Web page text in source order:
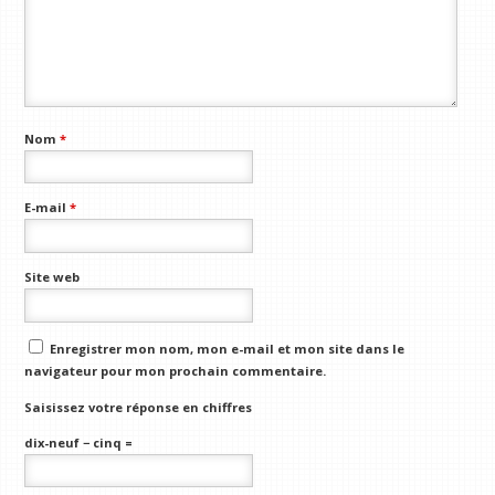
Nom*
E-mail*
Site web
Enregistrer mon nom, mon e-mail et mon site dans le
navigateur pour mon prochain commentaire.
Saisissez votre réponse en chiffres
dix-neuf − cinq =